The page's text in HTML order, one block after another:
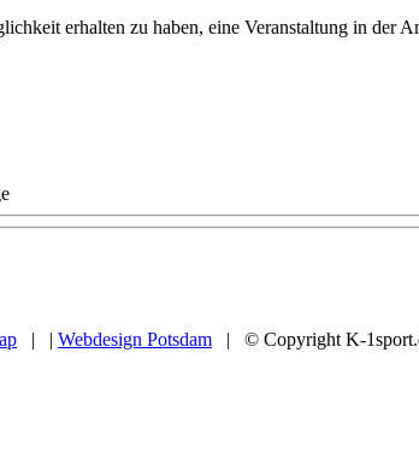
erhalten zu haben, eine Veranstaltung in der
| | Webdesign Potsdam | © Copyright K-